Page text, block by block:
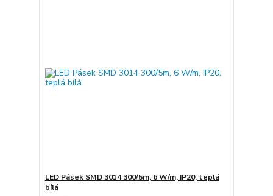
LED Pásek SMD 3014 300/5m, 6 W/m, IP20, teplá
bílá